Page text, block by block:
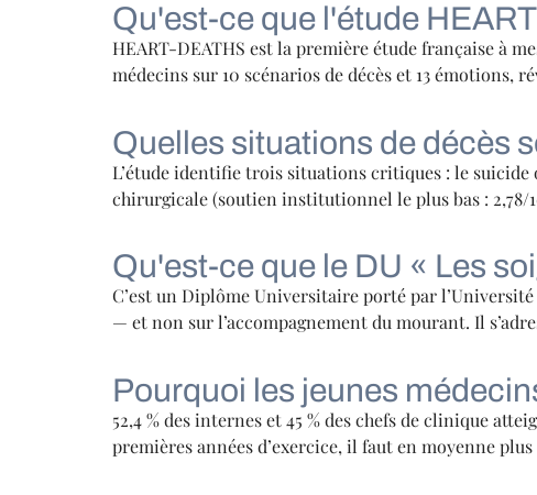
Qu'est-ce que l'étude
HEART-DEATHS est la première étude française à
médecins sur 10 scénarios de décès et 13 émotions,
Quelles situations de décès
L’étude identifie trois situations critiques : le
chirurgicale (soutien institutionnel le plus bas : 2,78/
Qu'est-ce que le DU « Les
C’est un Diplôme Universitaire porté par
— et non sur l’accompagnement du mourant. Il
Pourquoi les jeunes
52,4 % des internes et 45 % des chefs de clinique
premières années d’exercice, il faut en moyenne